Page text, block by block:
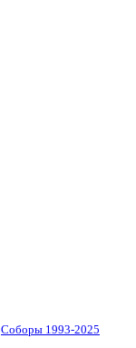
Соборы 1993-2025